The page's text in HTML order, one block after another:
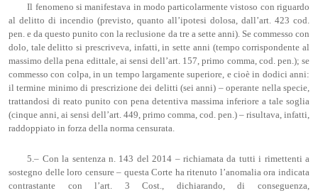
Il fenomeno si manifestava in modo particolarmente vistoso con riguardo
al delitto di incendio (previsto, quanto all’ipotesi dolosa, dall’art. 423 cod.
pen. e da questo punito con la reclusione da tre a sette anni). Se commesso con
dolo, tale delitto si prescriveva, infatti, in sette anni (tempo corrispondente al
massimo della pena edittale, ai sensi dell’art. 157, primo comma, cod. pen.); se
commesso con colpa, in un tempo largamente superiore, e cioè in dodici anni:
il termine minimo di prescrizione dei delitti (sei anni) – operante nella specie,
trattandosi di reato punito con pena detentiva massima inferiore a tale soglia
(cinque anni, ai sensi dell’art. 449, primo comma, cod. pen.) – risultava, infatti,
raddoppiato in forza della norma censurata.
5.– Con la sentenza n. 143 del 2014 – richiamata da tutti i rimettenti a
sostegno delle loro censure – questa Corte ha ritenuto l’anomalia ora indicata
contrastante con l’art. 3 Cost., dichiarando, di conseguenza,